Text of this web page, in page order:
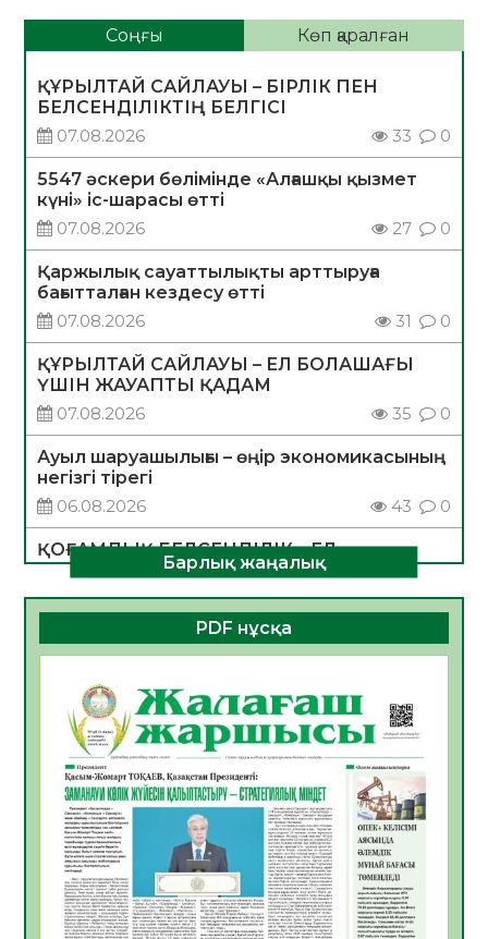
Соңғы Көп қаралған
ҚҰРЫЛТАЙ САЙЛАУЫ – БІРЛІК ПЕН
БЕЛСЕНДІЛІКТІҢ БЕЛГІСІ
07.08.2026
33 0
5547 әскери бөлімінде «Алғашқы қызмет
күні» іс-шарасы өтті
07.08.2026
27 0
Қаржылық сауаттылықты арттыруға
бағытталған кездесу өтті
07.08.2026
31 0
ҚҰРЫЛТАЙ САЙЛАУЫ – ЕЛ БОЛАШАҒЫ
ҮШІН ЖАУАПТЫ ҚАДАМ
07.08.2026
35 0
Ауыл шаруашылығы – өңір экономикасының
негізгі тірегі
06.08.2026
43 0
ҚОҒАМДЫҚ БЕЛСЕНДІЛІК – ЕЛ
ДАМУЫНЫҢ НЕГІЗІ
06.08.2026
40 0
ҚҰРЫЛТАЙ САЙЛАУЫ – БОЛАШАҚҚА
БАСТАР ЖАУАПТЫ ТАҢДАУ
06.08.2026
Инфекциялық ауруларға қарсы иммундау
жұмыстарының тиімділігі
06.08.2026
45
Көкжөтел ауруы туралы
06.08.2026
41
АПВ вакцинасы туралы мәлімет
06.08.2026
40
Барлық жаңалық
PDF нұсқа